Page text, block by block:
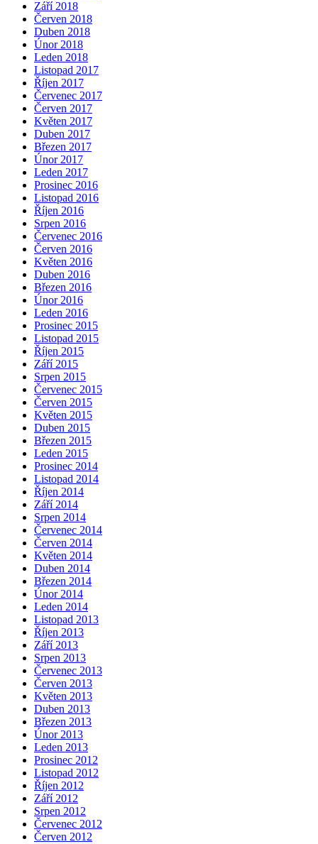
Září 2018
Červen 2018
Duben 2018
Únor 2018
Leden 2018
Listopad 2017
Říjen 2017
Červenec 2017
Červen 2017
Květen 2017
Duben 2017
Březen 2017
Únor 2017
Leden 2017
Prosinec 2016
Listopad 2016
Říjen 2016
Srpen 2016
Červenec 2016
Červen 2016
Květen 2016
Duben 2016
Březen 2016
Únor 2016
Leden 2016
Prosinec 2015
Listopad 2015
Říjen 2015
Září 2015
Srpen 2015
Červenec 2015
Červen 2015
Květen 2015
Duben 2015
Březen 2015
Leden 2015
Prosinec 2014
Listopad 2014
Říjen 2014
Září 2014
Srpen 2014
Červenec 2014
Červen 2014
Květen 2014
Duben 2014
Březen 2014
Únor 2014
Leden 2014
Listopad 2013
Říjen 2013
Září 2013
Srpen 2013
Červenec 2013
Červen 2013
Květen 2013
Duben 2013
Březen 2013
Únor 2013
Leden 2013
Prosinec 2012
Listopad 2012
Říjen 2012
Září 2012
Srpen 2012
Červenec 2012
Červen 2012